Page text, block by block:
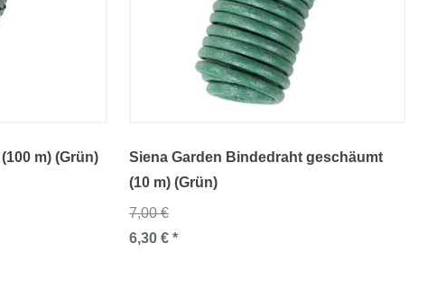
m) (Grün)
Siena Garden Bindedraht geschäumt
(10 m) (Grün)
7,00 €
6,30 € *